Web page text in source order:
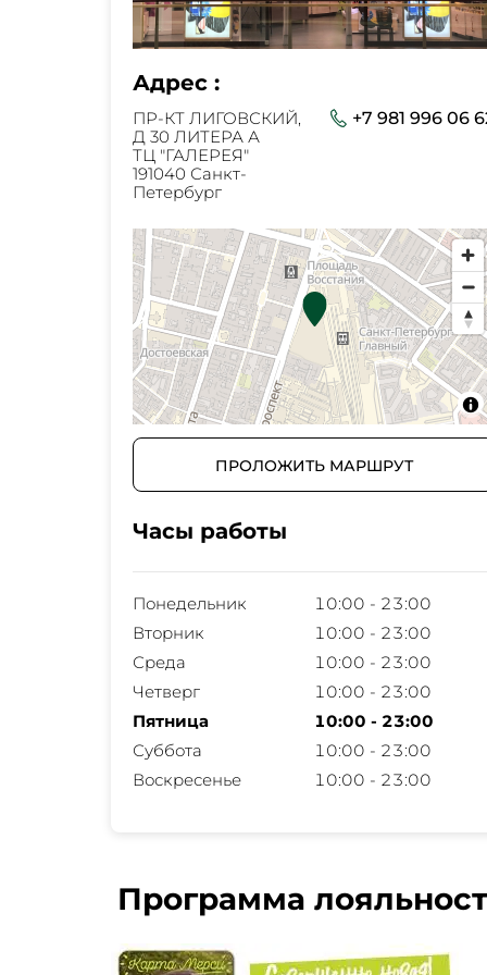
Адрес :
ПР-КТ ЛИГОВСКИЙ,
Д 30 ЛИТЕРА А
ТЦ "ГАЛЕРЕЯ"
191040 Санкт-
Петербург
+7 981 996 06
ПРОЛОЖИТЬ МАРШРУТ
Часы работы
Понедельник
10:00 - 23:00
Вторник
10:00 - 23:00
Среда
10:00 - 23:00
Четверг
10:00 - 23:00
Пятница
10:00 - 23:00
Суббота
10:00 - 23:00
Воскресенье
10:00 - 23:00
Программа